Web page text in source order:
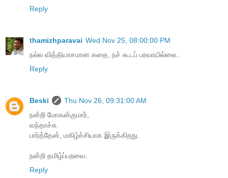
Reply
thamizhparavai Wed Nov 25, 08:00:00 PM
நல்ல வித்தியாசமான கதை, நச் கூடப் பரவாயில்லை..
Reply
Beski
Thu Nov 26, 09:31:00 AM
நன்றி மோகன்குமார்,
வந்தாச்சு.
பார்த்தேன், மகிழ்ச்சியாக இருக்கிறது.
நன்றி தமிழ்ப்பறவை.
Reply